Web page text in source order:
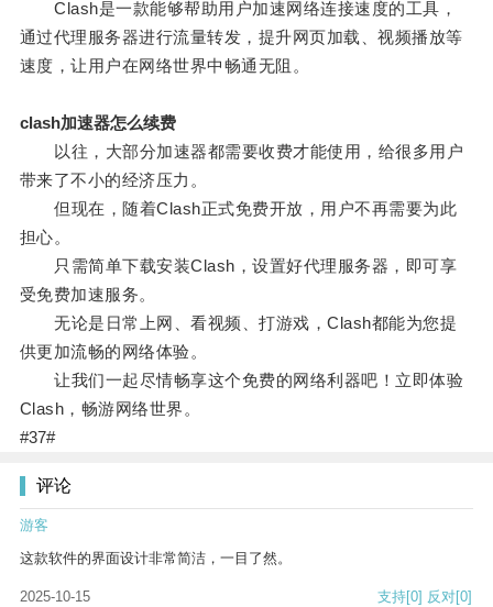
Clash是一款能够帮助用户加速网络连接速度的工具，
通过代理服务器进行流量转发，提升网页加载、视频播放等
速度，让用户在网络世界中畅通无阻。
clash加速器怎么续费
以往，大部分加速器都需要收费才能使用，给很多用户
带来了不小的经济压力。
但现在，随着Clash正式免费开放，用户不再需要为此
担心。
只需简单下载安装Clash，设置好代理服务器，即可享
受免费加速服务。
无论是日常上网、看视频、打游戏，Clash都能为您提
供更加流畅的网络体验。
让我们一起尽情畅享这个免费的网络利器吧！立即体验
Clash，畅游网络世界。
#37#
评论
游客
这款软件的界面设计非常简洁，一目了然。
2025-10-15 支持[0] 反对[0]